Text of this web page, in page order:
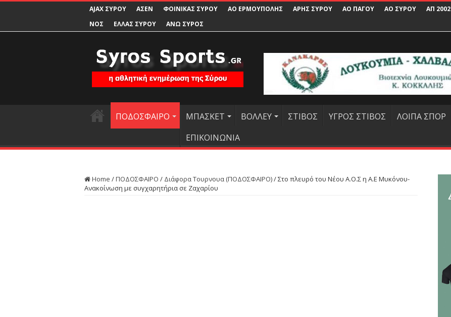
AJAX ΣΥΡΟΥ ΑΣΕΝ ΦΟΙΝΙΚΑΣ ΣΥΡΟΥ ΑΟ ΕΡΜΟΥΠΟΛΗΣ ΑΡΗΣ ΣΥΡΟΥ ΑΟ ΠΑΓΟΥ ΑΟ ΣΥΡΟΥ ΑΠ 2002
ΝΟΣ
ΕΛΛΑΣ ΣΥΡΟΥ ΑΝΩ ΣΥΡΟΣ
ΠΟΔΟΣΦΑΙΡΟ ΜΠΑΣΚΕΤ ΒΟΛΛΕΥ ΣΤΙΒΟΣ ΥΓΡΟΣ ΣΤΙΒΟΣ ΛΟΙΠΑ ΣΠΟΡ
ΕΠΙΚΟΙΝΩΝΙΑ
Home /ΠΟΔΟΣΦΑΙΡΟ / Διάφορα Τουρνουα (ΠΟΔΟΣΦΑΙΡΟ)/Στο πλευρό του Νέου Α.Ο.Σ η Α.Ε Μυκόνου-
Ανακοίνωση με συγχαρητήρια σε Ζαχαρίου